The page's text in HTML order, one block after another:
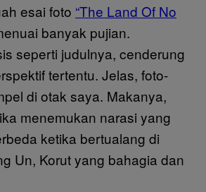
esai foto “The Land Of No
banyak pujian.
seperti judulnya, cenderung
tertentu. Jelas, foto-
di otak saya. Makanya,
menemukan narasi yang
ketika bertualang di
Un, Korut yang bahagia dan